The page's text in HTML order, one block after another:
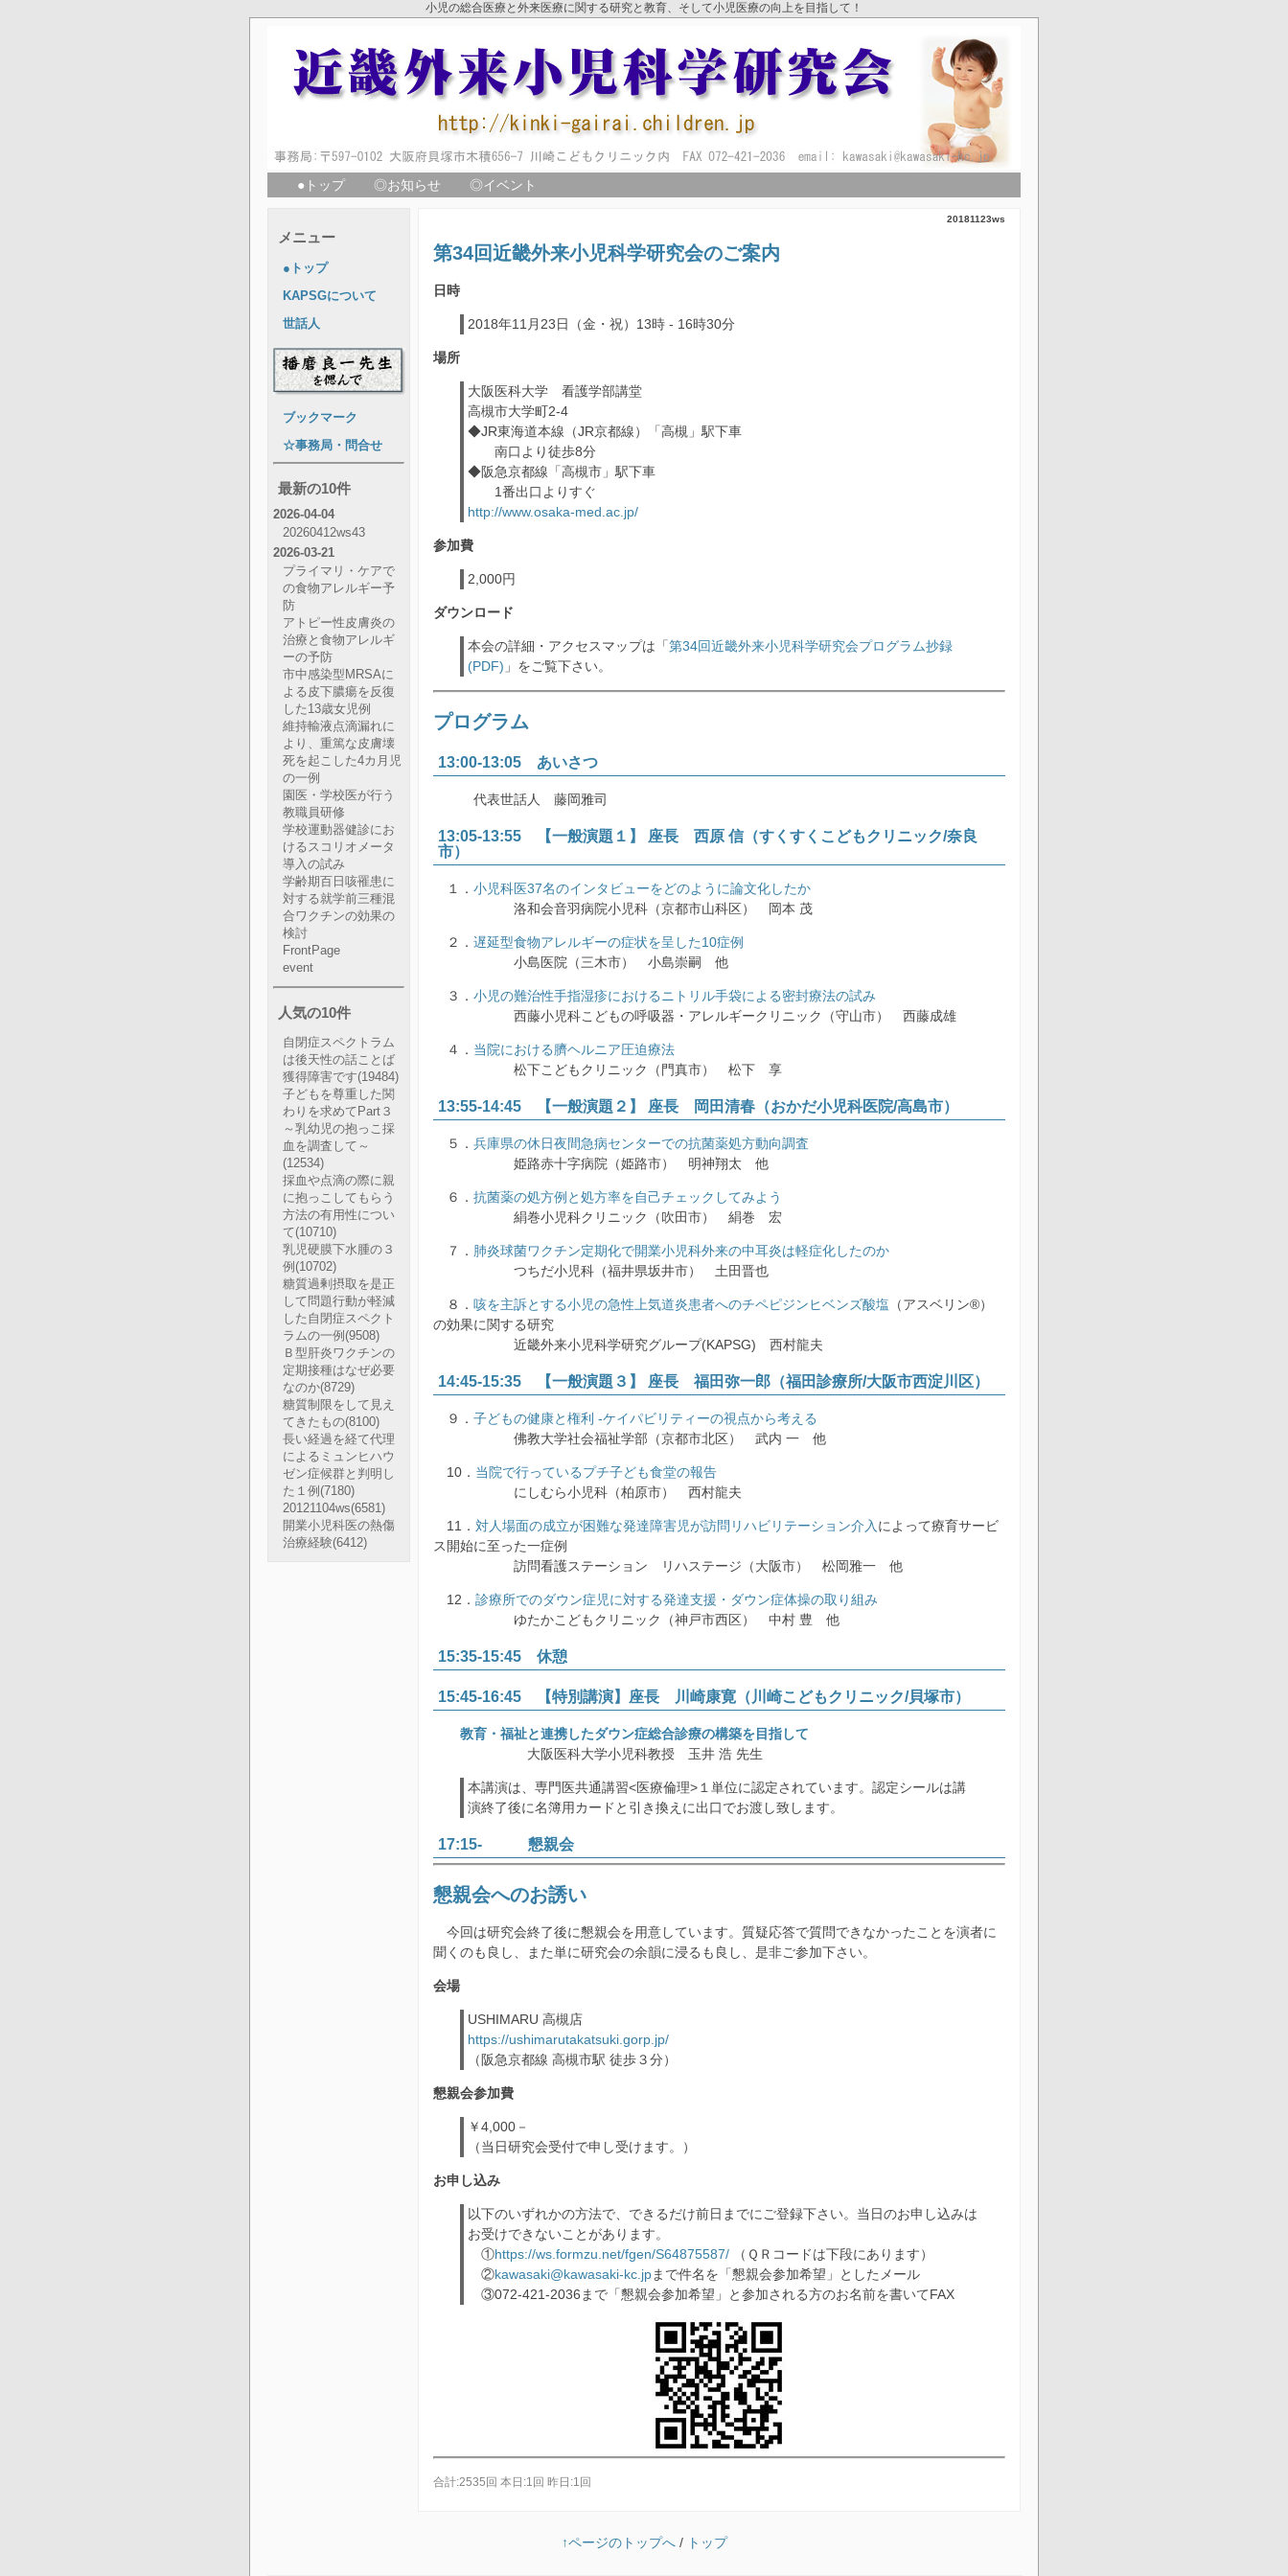
小児の総合医療と外来医療に関する研究と教育、そして小児医療の向上を目指して！
●トップ ◎お知らせ ◎イベント
20181123ws
第34回近畿外来小児科学研究会のご案内
日時
2018年11月23日（金・祝）13時 - 16時30分
場所
大阪医科大学 看護学部講堂
高槻市大学町2-4
◆JR東海道本線（JR京都線）「高槻」駅下車
南口より徒歩8分
◆阪急京都線「高槻市」駅下車
1番出口よりすぐ
http://www.osaka-med.ac.jp/
参加費
2,000円
ダウンロード
本会の詳細・アクセスマップは「第34回近畿外来小児科学研究会プログラム抄録
(PDF) 」をご覧下さい。
プログラム
13:00-13:05 あいさつ
代表世話人 藤岡雅司
13:05-13:55 【一般演題１】 座長 西原 信（すくすくこどもクリニック/奈良
市）
１．小児科医37名のインタビューをどのように論文化したか
洛和会音羽病院小児科（京都市山科区） 岡本 茂
２．遅延型食物アレルギーの症状を呈した10症例
小島医院（三木市） 小島崇嗣 他
３．小児の難治性手指湿疹におけるニトリル手袋による密封療法の試み
西藤小児科こどもの呼吸器・アレルギークリニック（守山市） 西藤成雄
４． 当院における臍ヘルニア圧迫療法
松下こどもクリニック（門真市） 松下 享
13:55-14:45 【一般演題２】 座長 岡田清春（おかだ小児科医院/高島市）
５．兵庫県の休日夜間急病センターでの抗菌薬処方動向調査
姫路赤十字病院（姫路市） 明神翔太 他
６．抗菌薬の処方例と処方率を自己チェックしてみよう
絹巻小児科クリニック（吹田市） 絹巻 宏
７． 肺炎球菌ワクチン定期化で開業小児科外来の中耳炎は軽症化したのか
つちだ小児科（福井県坂井市） 土田晋也
８．咳を主訴とする小児の急性上気道炎患者へのチペピジンヒベンズ酸塩 （アスベリン®）
の効果に関する研究
近畿外来小児科学研究グループ(KAPSG) 西村龍夫
14:45-15:35 【一般演題３】 座長 福田弥一郎（福田診療所/大阪市西淀川区）
９．子どもの健康と権利 -ケイパビリティーの視点から考える
佛教大学社会福祉学部（京都市北区） 武内 一 他
10． 当院で行っているプチ子ども食堂の報告
にしむら小児科（柏原市） 西村龍夫
11．対人場面の成立が困難な発達障害児が訪問リハビリテーション介入 によって療育サービ
ス開始に至った一症例
訪問看護ステーション リハステージ（大阪市） 松岡雅一 他
12．診療所でのダウン症児に対する発達支援・ダウン症体操の取り組み
ゆたかこどもクリニック（神戸市西区） 中村 豊 他
15:35-15:45 休憩
15:45-16:45 【特別講演】座長 川崎康寛（川崎こどもクリニック/貝塚市）
教育・福祉と連携したダウン症総合診療の構築を目指して
大阪医科大学小児科教授 玉井 浩 先生
本講演は、専門医共通講習<医療倫理>１単位に認定されています。認定シールは講
演終了後に名簿用カードと引き換えに出口でお渡し致します。
17:15- 懇親会
懇親会へのお誘い
今回は研究会終了後に懇親会を用意しています。質疑応答で質問できなかったことを演者に
聞くのも良し、また単に研究会の余韻に浸るも良し、是非ご参加下さい。
会場
USHIMARU 高槻店
https://ushimarutakatsuki.gorp.jp/
（阪急京都線 高槻市駅 徒歩３分）
懇親会参加費
￥4,000－
（当日研究会受付で申し受けます。）
お申し込み
以下のいずれかの方法で、できるだけ前日までにご登録下さい。当日のお申し込みは
お受けできないことがあります。
①https://ws.formzu.net/fgen/S64875587/ （ＱＲコードは下段にあります）
②kawasaki@kawasaki-kc.jpまで件名を「懇親会参加希望」としたメール
③072-421-2036まで「懇親会参加希望」と参加される方のお名前を書いてFAX
合計:2535回 本日:1回 昨日:1回
メニュー
●トップ
KAPSGについて
世話人
ブックマーク
☆事務局・問合せ
最新の10件
2026-04-04
20260412ws43
2026-03-21
プライマリ・ケアで
の食物アレルギー予
防
アトピー性皮膚炎の
治療と食物アレルギ
ーの予防
市中感染型MRSAに
よる皮下膿瘍を反復
した13歳女児例
維持輸液点滴漏れに
より、重篤な皮膚壊
死を起こした4カ月児
の一例
園医・学校医が行う
教職員研修
学校運動器健診にお
けるスコリオメータ
導入の試み
学齢期百日咳罹患に
対する就学前三種混
合ワクチンの効果の
検討
FrontPage
event
人気の10件
自閉症スペクトラム
は後天性の話ことば
獲得障害です(19484)
子どもを尊重した関
わりを求めてPart３
～乳幼児の抱っこ採
血を調査して～
(12534)
採血や点滴の際に親
に抱っこしてもらう
方法の有用性につい
て(10710)
乳児硬膜下水腫の３
例 (10702)
糖質過剰摂取を是正
して問題行動が軽減
した自閉症スペクト
ラムの一例 (9508)
Ｂ型肝炎ワクチンの
定期接種はなぜ必要
なのか(8729)
糖質制限をして見え
てきたもの(8100)
長い経過を経て代理
によるミュンヒハウ
ゼン症候群と判明し
た１例 (7180)
20121104ws(6581)
開業小児科医の熱傷
治療経験(6412)
↑ページのトップへ/ トップ